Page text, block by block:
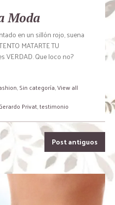
Moda
en un sillón rojo, suena
MATARTE TU
VERDAD. Que loco no?
,Sin categoría,View all
Privat,testimonio
Post antiguos